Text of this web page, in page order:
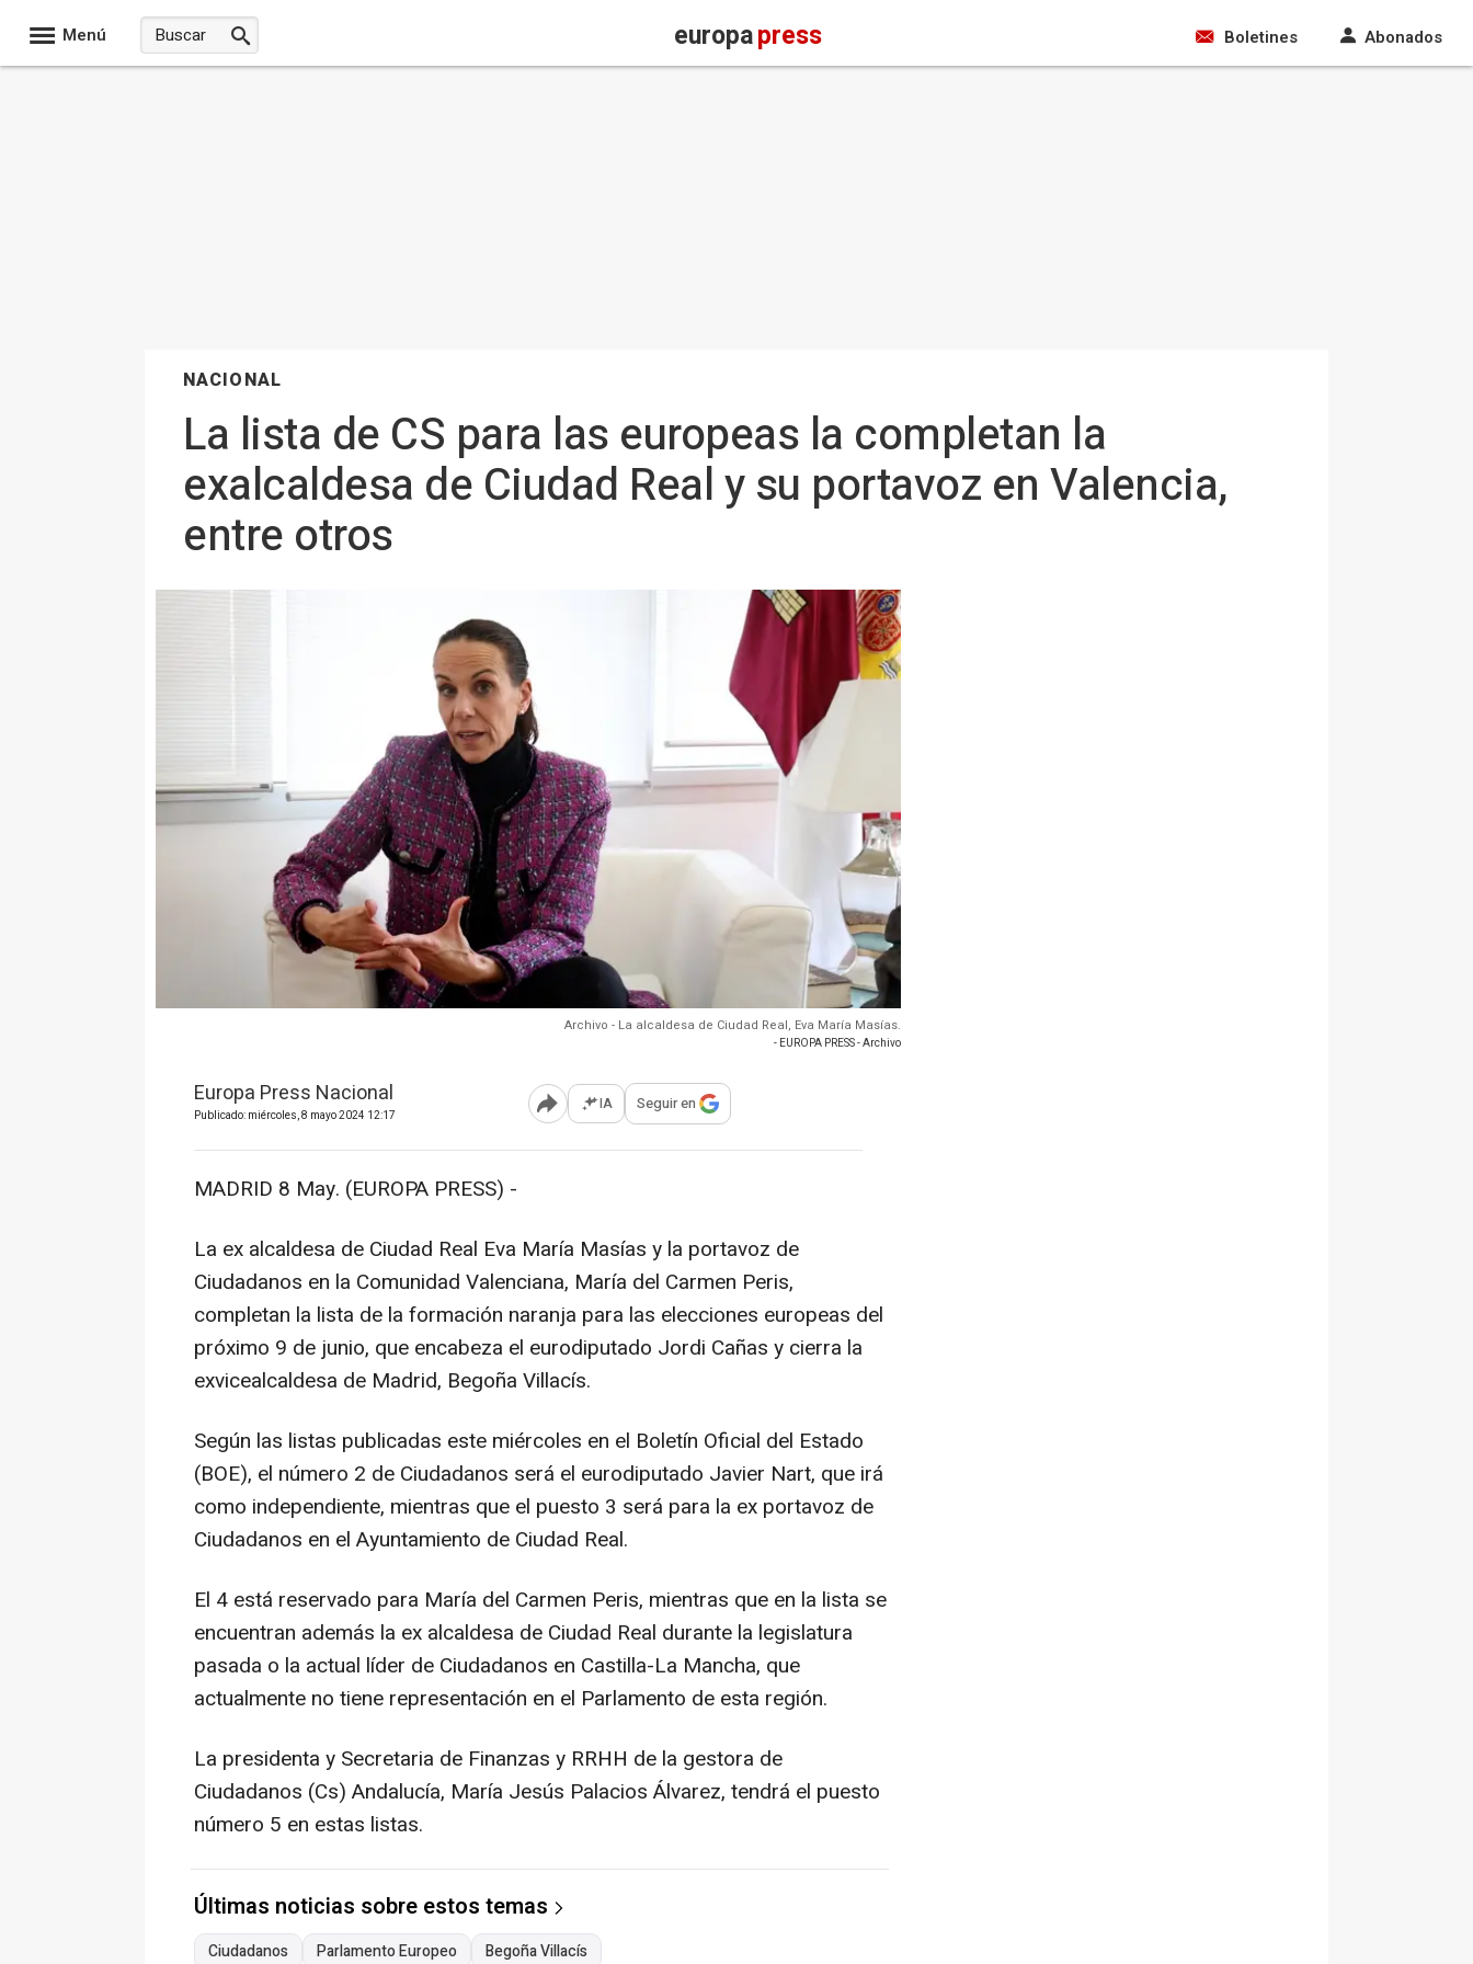
Menú europapress Boletines Abonados
NACIONAL
La lista de CS para las europeas la completan la
exalcaldesa de Ciudad Real y su portavoz en Valencia,
entre otros
Archivo - La alcaldesa de Ciudad Real, Eva María Masías.
- EUROPA PRESS - Archivo
Europa Press Nacional
Publicado: miércoles, 8 mayo 2024 12:17 Abrir opciones para compartir
IA Seguir en
MADRID 8 May. (EUROPA PRESS) -
La ex alcaldesa de Ciudad Real Eva María Masías y la portavoz de
Ciudadanos en la Comunidad Valenciana, María del Carmen Peris,
completan la lista de la formación naranja para las elecciones europeas del
próximo 9 de junio, que encabeza el eurodiputado Jordi Cañas y cierra la
exvicealcaldesa de Madrid, Begoña Villacís.
Según las listas publicadas este miércoles en el Boletín Oficial del Estado
(BOE), el número 2 de Ciudadanos será el eurodiputado Javier Nart, que irá
como independiente, mientras que el puesto 3 será para la ex portavoz de
Ciudadanos en el Ayuntamiento de Ciudad Real.
El 4 está reservado para María del Carmen Peris, mientras que en la lista se
encuentran además la ex alcaldesa de Ciudad Real durante la legislatura
pasada o la actual líder de Ciudadanos en Castilla-La Mancha, que
actualmente no tiene representación en el Parlamento de esta región.
La presidenta y Secretaria de Finanzas y RRHH de la gestora de
Ciudadanos (Cs) Andalucía, María Jesús Palacios Álvarez, tendrá el puesto
número 5 en estas listas.
Últimas noticias sobre estos temas
Ciudadanos Parlamento Europeo Begoña Villacís